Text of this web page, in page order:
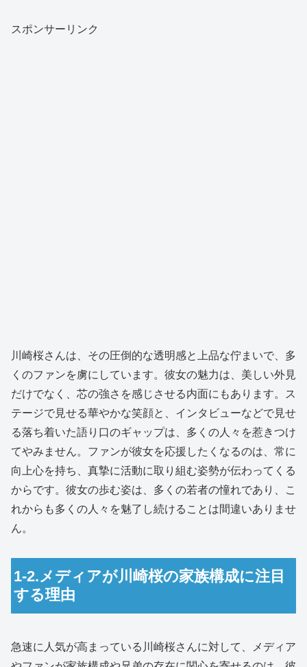
スポンサーリンク
川崎桜さんは、その圧倒的な透明感と上品な佇まいで、多
くのファンを虜にしています。彼女の魅力は、美しい外見
だけでなく、芯の強さを感じさせる内面にもあります。ス
テージで見せる華やかな笑顔と、インタビューなどで見せ
る落ち着いた語り口のギャップは、多くの人々を惹きつけ
てやみません。ファンが彼女を応援したくなるのは、常に
向上心を持ち、真摯に活動に取り組む姿勢が伝わってくる
からです。彼女の歩む姿は、多くの若者の憧れであり、こ
れからも多くの人々を魅了し続けることは間違いありませ
ん。
1-2.メディアが川崎桜の家族構成に注目
する理由
急速に人気が高まっている川崎桜さんに対して、メディア